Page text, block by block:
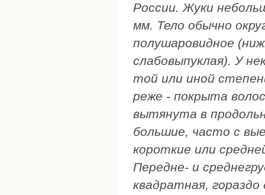
России. Жуки
мм. Тело обычно
полушаровидное
слабовыпуклая). У
той или иной
реже - покрыта
вытянута в
большие, часто с
короткие или
Передне- и
квадратная,